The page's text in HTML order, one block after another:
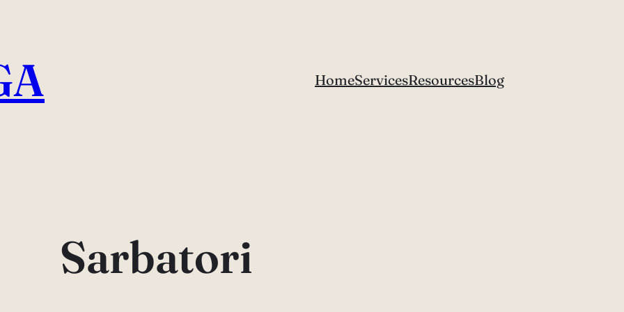
HomeServicesResourcesBlog
Sarbatori